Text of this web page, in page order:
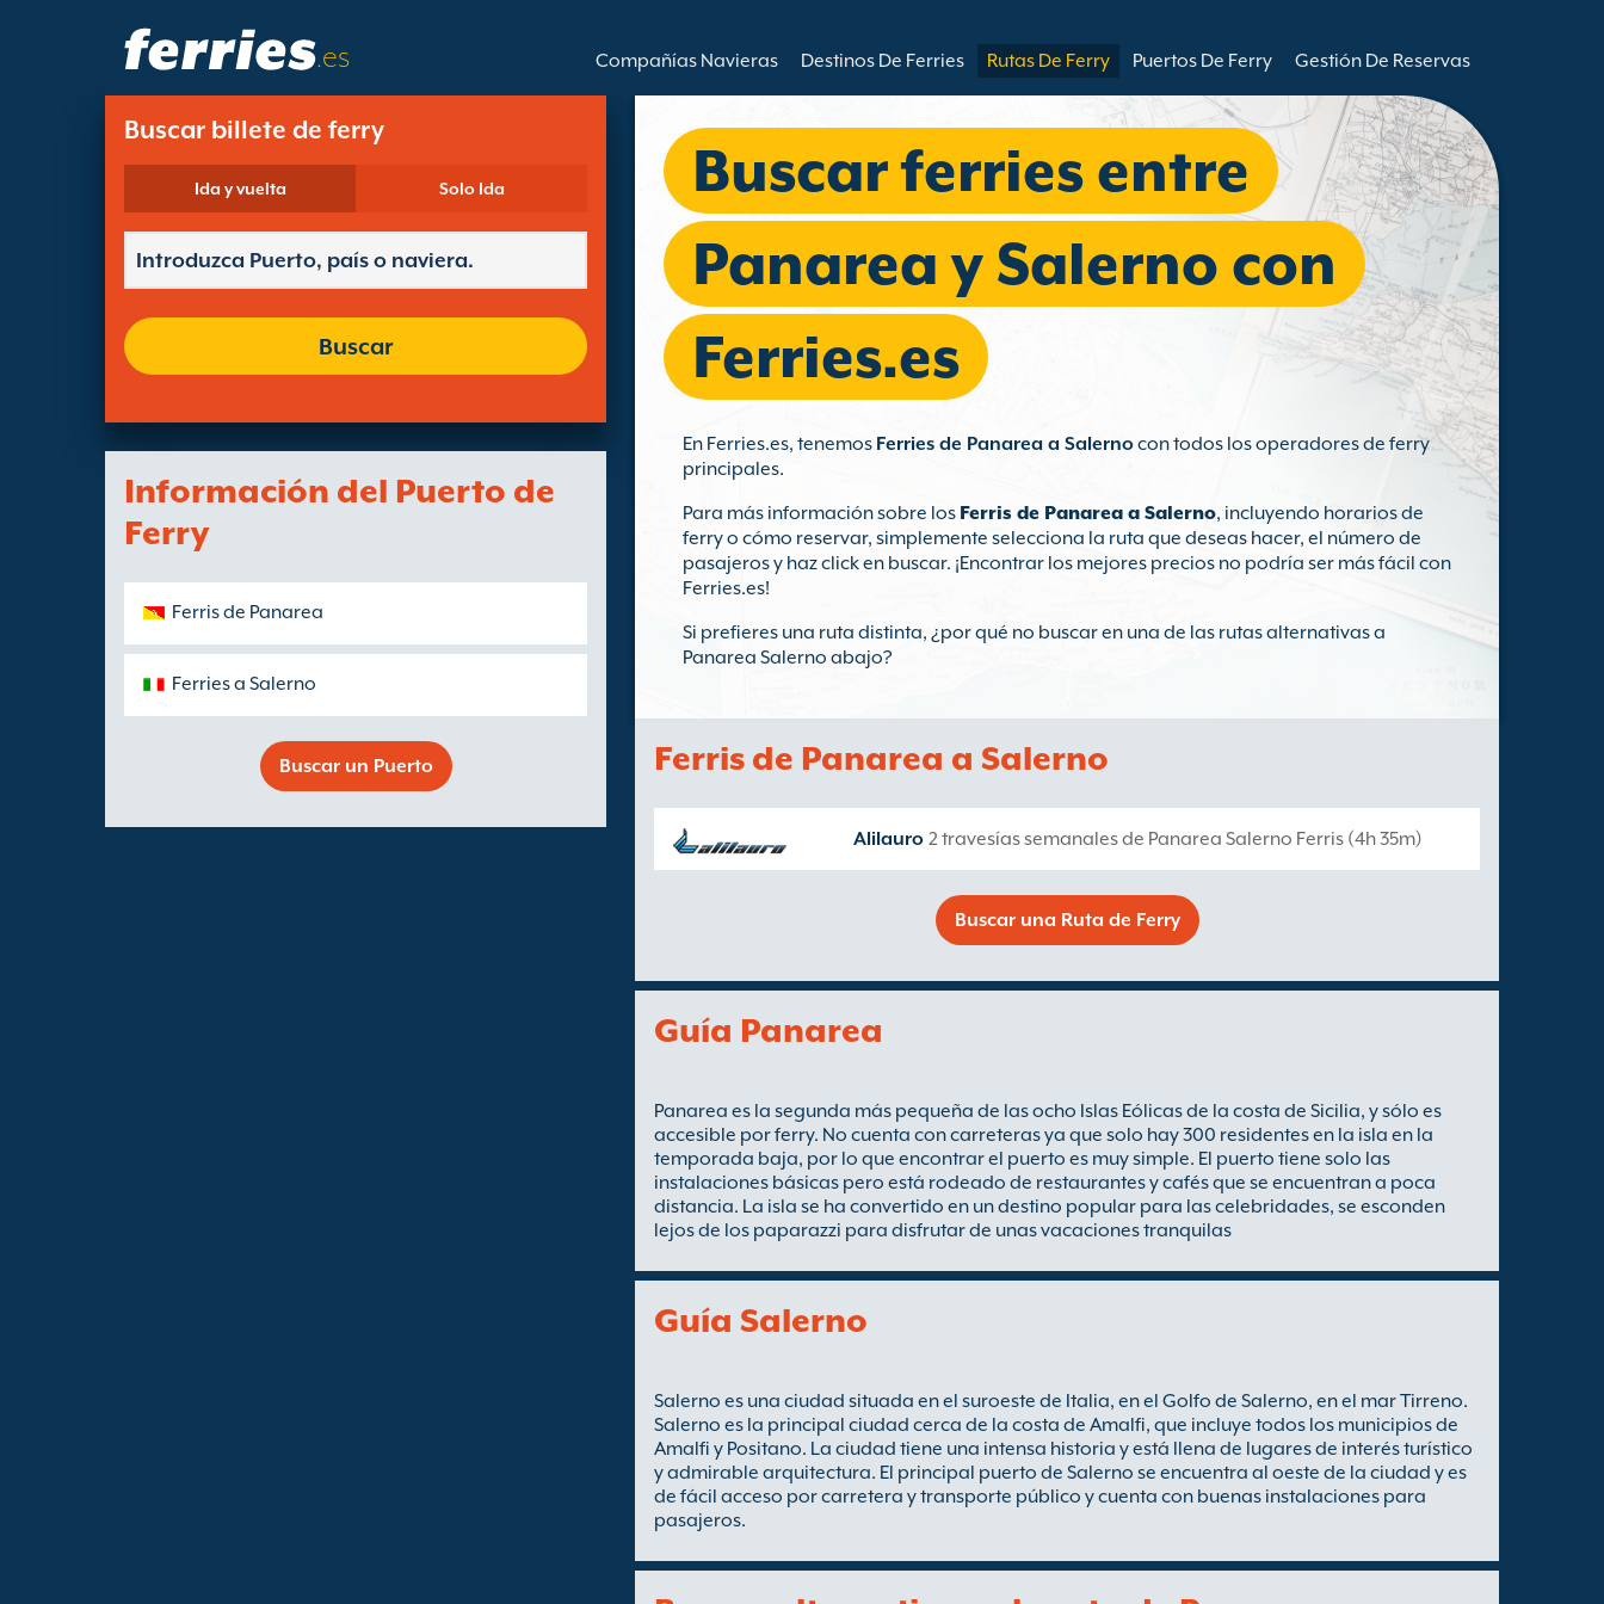
.es Compañías Navieras Destinos De Ferries Rutas De Ferry Puertos De Ferry Gestión De Reservas
Buscar billete de ferry
Ida y vuelta Solo Ida
Buscar
Información del Puerto de
Ferry
Ferris de Panarea
Ferries a Salerno
Buscar un Puerto
Buscar ferries entre
Panarea y Salerno con
Ferries.es
En Ferries.es, tenemos Ferries de Panarea a Salernocon todos los operadores de ferry
principales.
Para más información sobre los Ferris de Panarea a Salerno, incluyendo horarios de
ferry o cómo reservar, simplemente selecciona la ruta que deseas hacer, el número de
pasajeros y haz click en buscar. ¡Encontrar los mejores precios no podría ser más fácil con
Ferries.es!
Si prefieres una ruta distinta, ¿por qué no buscar en una de las rutas alternativas a
Panarea Salerno abajo?
Ferris de Panarea a Salerno
Alilauro 2 travesías semanales de Panarea Salerno Ferris (4h 35m)
Buscar una Ruta de Ferry
Guía Panarea
Panarea es la segunda más pequeña de las ocho Islas Eólicas de la costa de Sicilia, y sólo es
accesible por ferry. No cuenta con carreteras ya que solo hay 300 residentes en la isla en la
temporada baja, por lo que encontrar el puerto es muy simple. El puerto tiene solo las
instalaciones básicas pero está rodeado de restaurantes y cafés que se encuentran a poca
distancia. La isla se ha convertido en un destino popular para las celebridades, se esconden
lejos de los paparazzi para disfrutar de unas vacaciones tranquilas
Guía Salerno
Salerno es una ciudad situada en el suroeste de Italia, en el Golfo de Salerno, en el mar Tirreno.
Salerno es la principal ciudad cerca de la costa de Amalfi, que incluye todos los municipios de
Amalfi y Positano. La ciudad tiene una intensa historia y está llena de lugares de interés turístico
y admirable arquitectura. El principal puerto de Salerno se encuentra al oeste de la ciudad y es
de fácil acceso por carretera y transporte público y cuenta con buenas instalaciones para
pasajeros.